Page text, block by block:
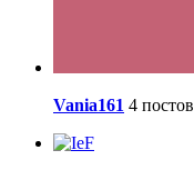
Vania161 4 постов